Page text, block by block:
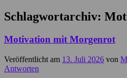
Schlagwortarchiv:
Motivation mit Morgenrot
Veröffentlicht am 13. Juli 2026 von
Antworten